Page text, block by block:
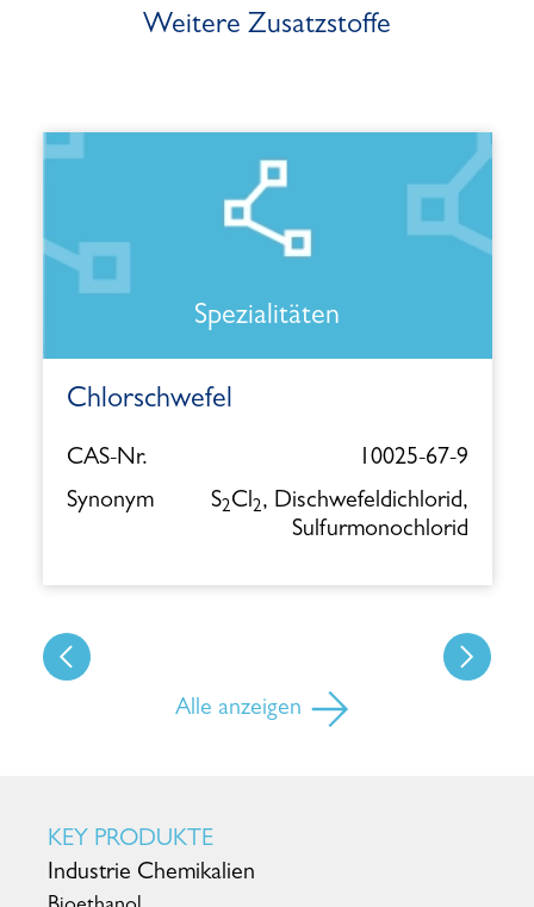
Weitere Zusatzstoffe
Spezialitäten
Chlorschwefel
CAS-Nr.
10025-67-9
Synonym
S2Cl2, Dischwefeldichlorid,
Sulfurmonochlorid
Alle anzeigen
KEY PRODUKTE
Industrie Chemikalien